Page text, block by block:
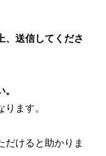
、送信してくださ
ます。
だけると助かりま